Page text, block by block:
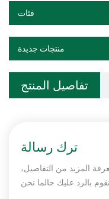
فئات
منتجات جديدة
تفاصيل المنتج
ترك رسالة
المزيد من التفاصيل،